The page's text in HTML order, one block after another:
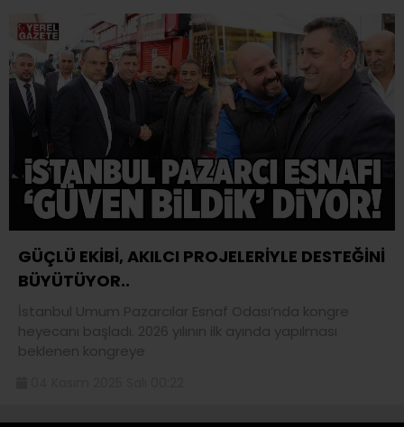
GÜÇLÜ EKİBİ, AKILCI PROJELERİYLE DESTEĞİNİ
BÜYÜTÜYOR..
İstanbul Umum Pazarcılar Esnaf Odası’nda kongre
heyecanı başladı. 2026 yılının ilk ayında yapılması
beklenen kongreye